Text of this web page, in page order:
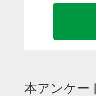
本アンケー